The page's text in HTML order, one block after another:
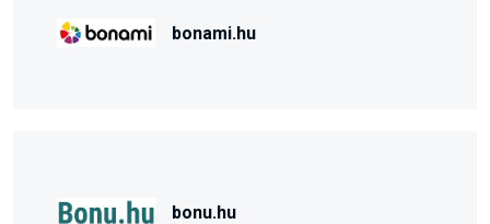
bonami.hu
bonu.hu